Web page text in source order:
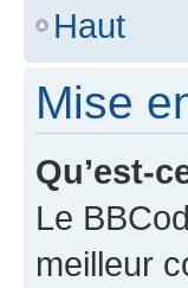
Haut
Mise
Qu’est-
Le
meilleur